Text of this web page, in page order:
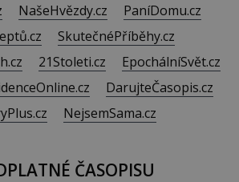
NašeHvězdy.cz
PaníDomu.cz
SkutečnéPříběhy.cz
21Stoleti.cz
EpochálníSvět.cz
DarujteČasopis.cz
NejsemSama.cz
ČASOPISU